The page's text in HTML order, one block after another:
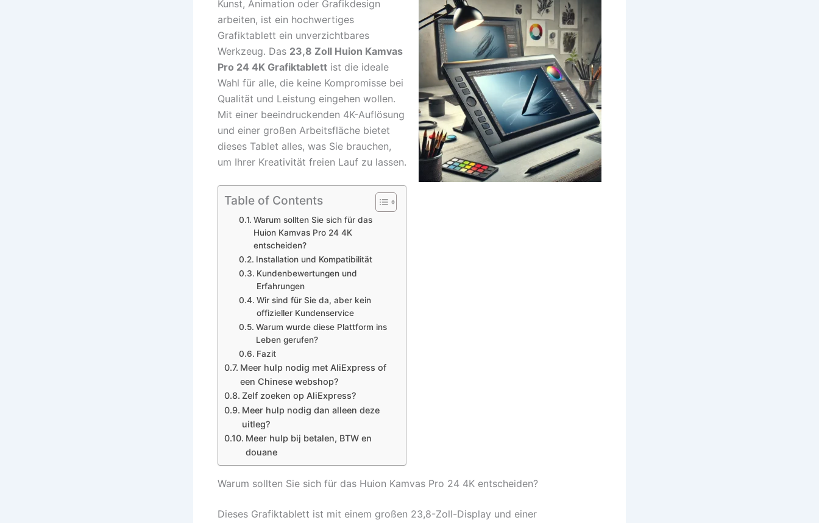
Kunst, Animation oder Grafikdesign
arbeiten, ist ein hochwertiges
Grafiktablett ein unverzichtbares
Werkzeug. Das 23,8 Zoll Huion Kamvas
Pro 24 4K Grafiktablett ist die ideale
Wahl für alle, die keine Kompromisse bei
Qualität und Leistung eingehen wollen.
Mit einer beeindruckenden 4K-Auflösung
und einer großen Arbeitsfläche bietet
dieses Tablet alles, was Sie brauchen,
um Ihrer Kreativität freien Lauf zu lassen.
Table of Contents
Warum sollten Sie sich für das
Huion Kamvas Pro 24 4K
entscheiden?
Installation und Kompatibilität
Kundenbewertungen und
Erfahrungen
Wir sind für Sie da, aber kein
offizieller Kundenservice
Warum wurde diese Plattform ins
Leben gerufen?
Fazit
Meer hulp nodig met AliExpress of
een Chinese webshop?
Zelf zoeken op AliExpress?
Meer hulp nodig dan alleen deze
uitleg?
Meer hulp bij betalen, BTW en
douane
Warum sollten Sie sich für das Huion Kamvas Pro 24 4K entscheiden?
Dieses Grafiktablett ist mit einem großen 23,8-Zoll-Display und einer